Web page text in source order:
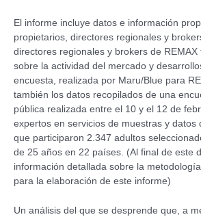
El informe incluye datos e información
propietarios, directores regionales y
directores regionales y brokers de
sobre la actividad del mercado y
encuesta, realizada por Maru/Blue para
también los datos recopilados de una
pública realizada entre el 10 y el 12 de
expertos en servicios de muestras y datos
que participaron 2.347 adultos
de 25 años en 22 países. (Al final de este
información detallada sobre la
para la elaboración de este informe)
Un análisis del que se desprende que, a